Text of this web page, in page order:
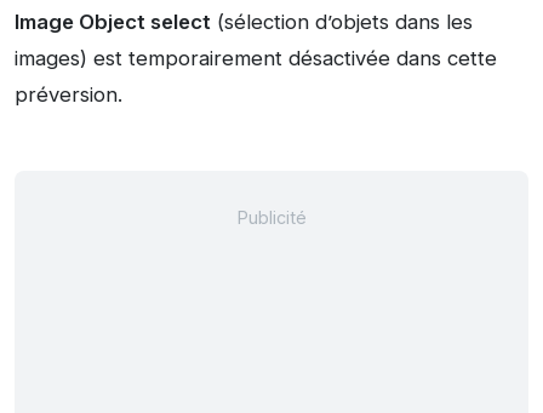
Image Object select (sélection d’objets dans les
images) est temporairement désactivée dans cette
préversion.